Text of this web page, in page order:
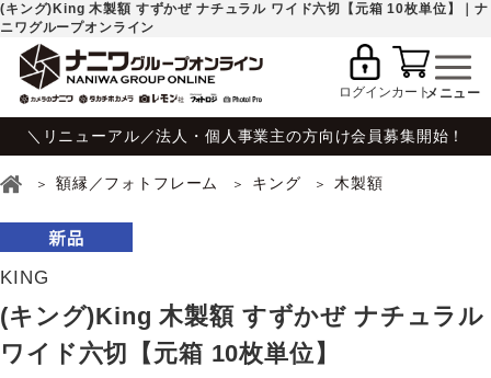
(キング)King 木製額 すずかぜ ナチュラル ワイド六切【元箱 10枚単位】｜ナ
ニワグループオンライン
ログインカート
＼リニューアル／法人・個人事業主の方向け会員募集開始！
額縁／フォトフレーム キング 木製額
KING
(キング)King 木製額 すずかぜ ナチュラル
ワイド六切【元箱 10枚単位】